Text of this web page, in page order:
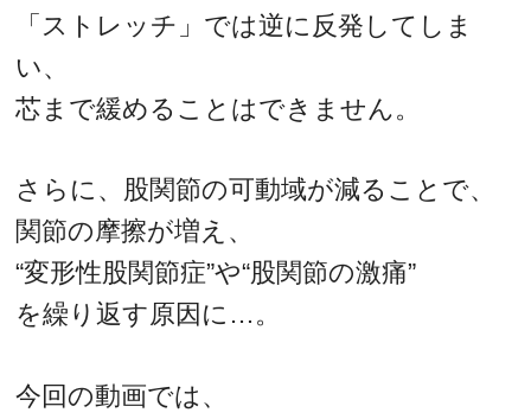
「ストレッチ」では逆に反発してしま
い、
芯まで緩めることはできません。
さらに、股関節の可動域が減ることで、
関節の摩擦が増え、
“変形性股関節症”や“股関節の激痛”
を繰り返す原因に…。
今回の動画では、